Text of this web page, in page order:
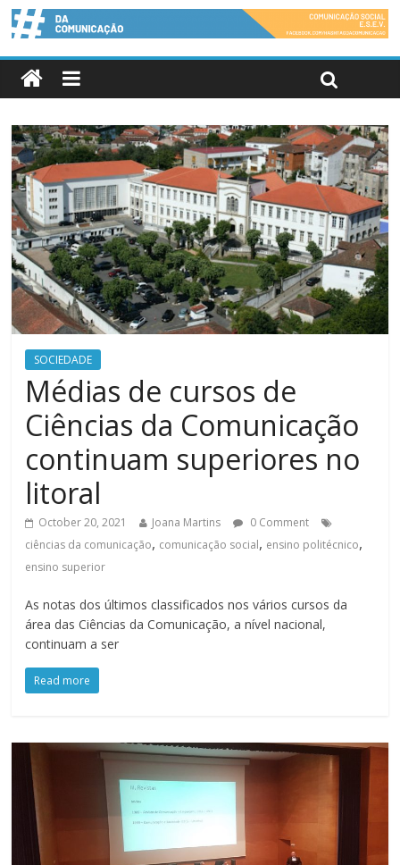
SOCIEDADE
Médias de cursos de
Ciências da Comunicação
continuam superiores no
litoral
October 20, 2021 Joana Martins
0 Comment
ciências da comunicação, comunicação social, ensino politécnico,
ensino superior
As notas dos últimos classificados nos vários cursos da
área das Ciências da Comunicação, a nível nacional,
continuam a ser
Read more